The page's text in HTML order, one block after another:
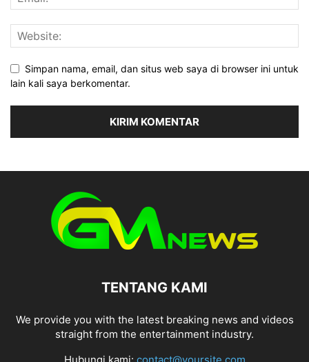
Simpan nama, email, dan situs web saya di browser ini untuk
lain kali saya berkomentar.
TENTANG KAMI
We provide you with the latest breaking news and videos
straight from the entertainment industry.